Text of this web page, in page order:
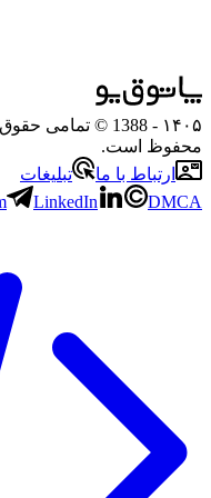
۱۴۰۵
- 1388 © تمامی
محفوظ است.
ارتباط با ما
تبلیغات
LinkedIn DMCA